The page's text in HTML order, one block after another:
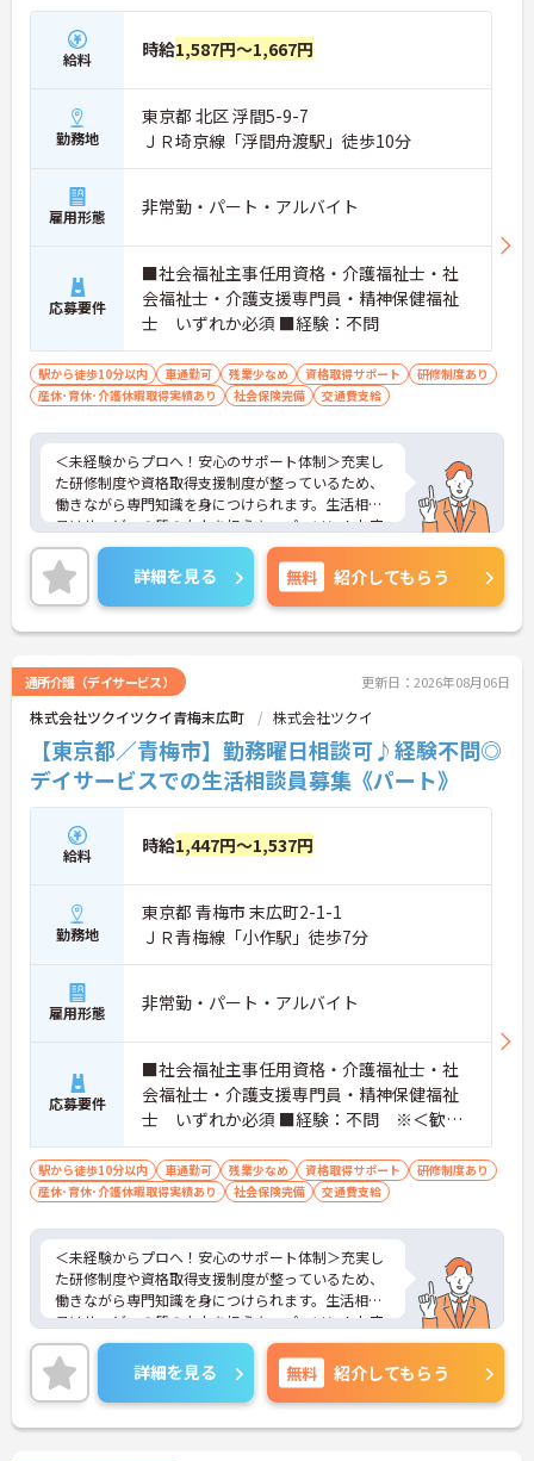
給料 時給1,587円～1,667円
勤務地
東京都 北区 浮間5-9-7
ＪＲ埼京線「浮間舟渡駅」徒歩10分
雇用形態 非常勤・パート・アルバイト
応募要件
■社会福祉主事任用資格・介護福祉士・社
会福祉士・介護支援専門員・精神保健福祉
士 いずれか必須 ■経験：不問
駅から徒歩10分以内 車通勤可 残業少なめ 資格取得サポート
研修制度あり
産休･育休･介護休暇取得実績あり
社会保険完備 交通費支給
＜未経験からプロへ！安心のサポート体制＞充実し
た研修制度や資格取得支援制度が整っているため、
働きながら専門知識を身につけられます。生活相談
員はサービスの質の向上を担うキーパーソン！お客
様やご家族との関わりを通じて、自分自身の人間性
も磨いていけるやりがいのあるお仕事です。
＜夜勤なしでプライベートも充実！柔軟な働き方＞
勤務曜日は相談可能♪ライフスタイルに合わせた働
き方が可能です。産休・育休制度も整っており、長
詳細を見る 無料 紹介してもらう
通所介護（デイサービス） 更新日：2026年08月06日
株式会社ツクイツクイ青梅末広町 株式会社ツクイ
【東京都／青梅市】勤務曜日相談可♪経験不問◎
デイサービスでの生活相談員募集《パート》
給料 時給1,447円～1,537円
勤務地
東京都 青梅市 末広町2-1-1
ＪＲ青梅線「小作駅」徒歩7分
雇用形態 非常勤・パート・アルバイト
応募要件
■社会福祉主事任用資格・介護福祉士・社
会福祉士・介護支援専門員・精神保健福祉
士 いずれか必須 ■経験：不問 ※＜歓迎
＞生活相談員の実務経験
駅から徒歩10分以内 車通勤可 残業少なめ 資格取得サポート
研修制度あり
産休･育休･介護休暇取得実績あり
社会保険完備 交通費支給
＜未経験からプロへ！安心のサポート体制＞充実し
た研修制度や資格取得支援制度が整っているため、
働きながら専門知識を身につけられます。生活相談
員はサービスの質の向上を担うキーパーソン！お客
様やご家族との関わりを通じて、自分自身の人間性
も磨いていけるやりがいのあるお仕事です。
＜夜勤なしでプライベートも充実！柔軟な働き方＞
勤務曜日は相談可能♪ライフスタイルに合わせた働
き方が可能です。産休・育休制度も整っており、長
詳細を見る 無料 紹介してもらう